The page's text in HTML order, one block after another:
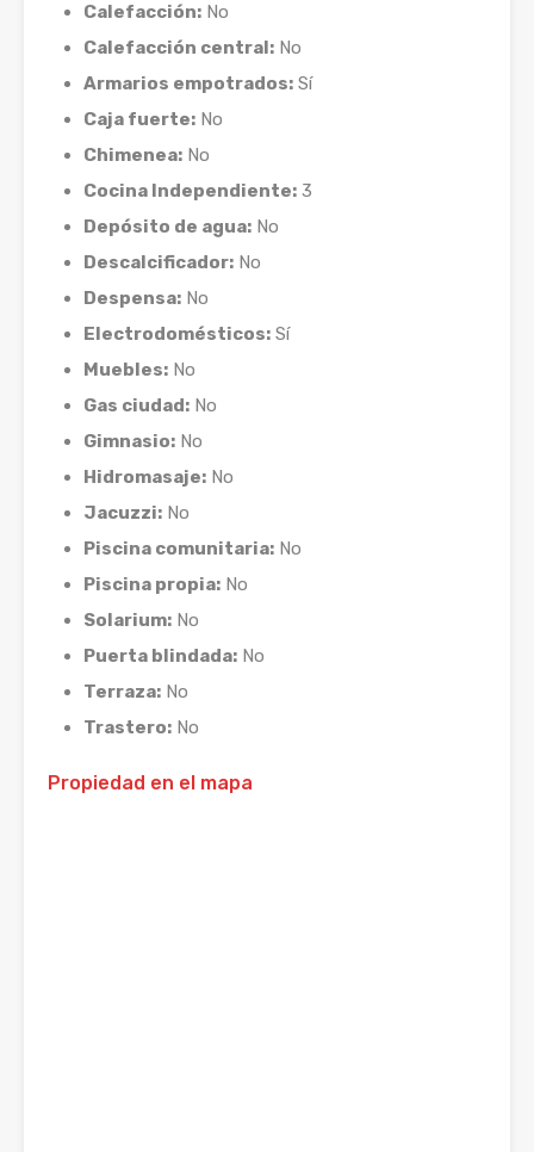
Calefacción: No
Calefacción central: No
Armarios empotrados: Sí
Caja fuerte: No
Chimenea: No
Cocina Independiente: 3
Depósito de agua: No
Descalcificador: No
Despensa: No
Electrodomésticos: Sí
Muebles: No
Gas ciudad: No
Gimnasio: No
Hidromasaje: No
Jacuzzi: No
Piscina comunitaria: No
Piscina propia: No
Solarium: No
Puerta blindada: No
Terraza: No
Trastero: No
Propiedad en el mapa